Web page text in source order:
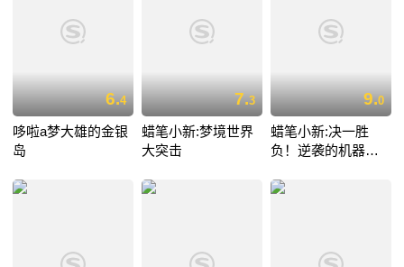
6.4
哆啦a梦大雄的金银
岛
7.3
蜡笔小新:梦境世界
大突击
9.0
蜡笔小新:决一胜
负！逆袭的机器人